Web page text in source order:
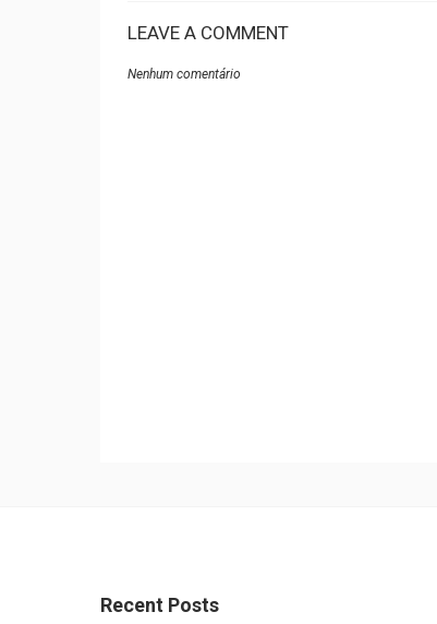
LEAVE A COMMENT
Nenhum comentário
Recent Posts